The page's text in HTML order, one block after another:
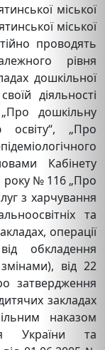
міської
міської
проводять
рівня
дошкільної
діяльності
дошкільну
освіту“, „Про
Кабінету
року № 116 „Про
з харчування
та
операції
обкладення
від 22
затвердження
закладах
наказом
України та